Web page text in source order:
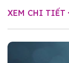
XEM CHI TIẾT